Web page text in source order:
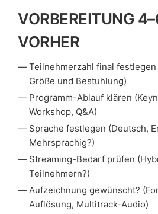
VORBEREITUNG
VORHER
Teilnehmerzahl final
Größe und Bestuhlung)
Programm-Ablauf klären
Workshop, Q&A)
Sprache festlegen (Deutsch,
Mehrsprachig?)
Streaming-Bedarf prüfen
Teilnehmern?)
Aufzeichnung gewünscht?
Auflösung, Multitrack-Audio)